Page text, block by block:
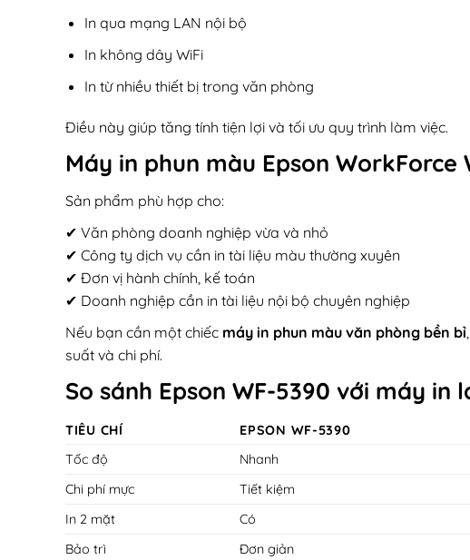
In qua mạng LAN nội bộ
In không dây WiFi
In từ nhiều thiết bị trong văn phòng
Điều này giúp tăng tính tiện lợi và tối ưu quy trình làm việc.
Máy in phun màu Epson WorkForce
Sản phẩm phù hợp cho:
✔ Văn phòng doanh nghiệp vừa và nhỏ
✔ Công ty dịch vụ cần in tài liệu màu thường xuyên
✔ Đơn vị hành chính, kế toán
✔ Doanh nghiệp cần in tài liệu nội bộ chuyên nghiệp
Nếu bạn cần một chiếc máy in phun màu văn phòng bền bỉ
suất và chi phí.
So sánh Epson WF-5390 với máy in
TIÊU CHÍ EPSON WF-5390
Tốc độ
Nhanh
Chi phí mực
Tiết kiệm
In 2 mặt
Có
Bảo trì
Đơn giản